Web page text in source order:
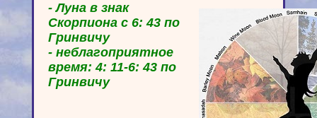
- Луна в знак
Скорпиона с 6: 43 по
Гринвичу
- неблагоприятное
время: 4: 11-6: 43 по
Гринвичу